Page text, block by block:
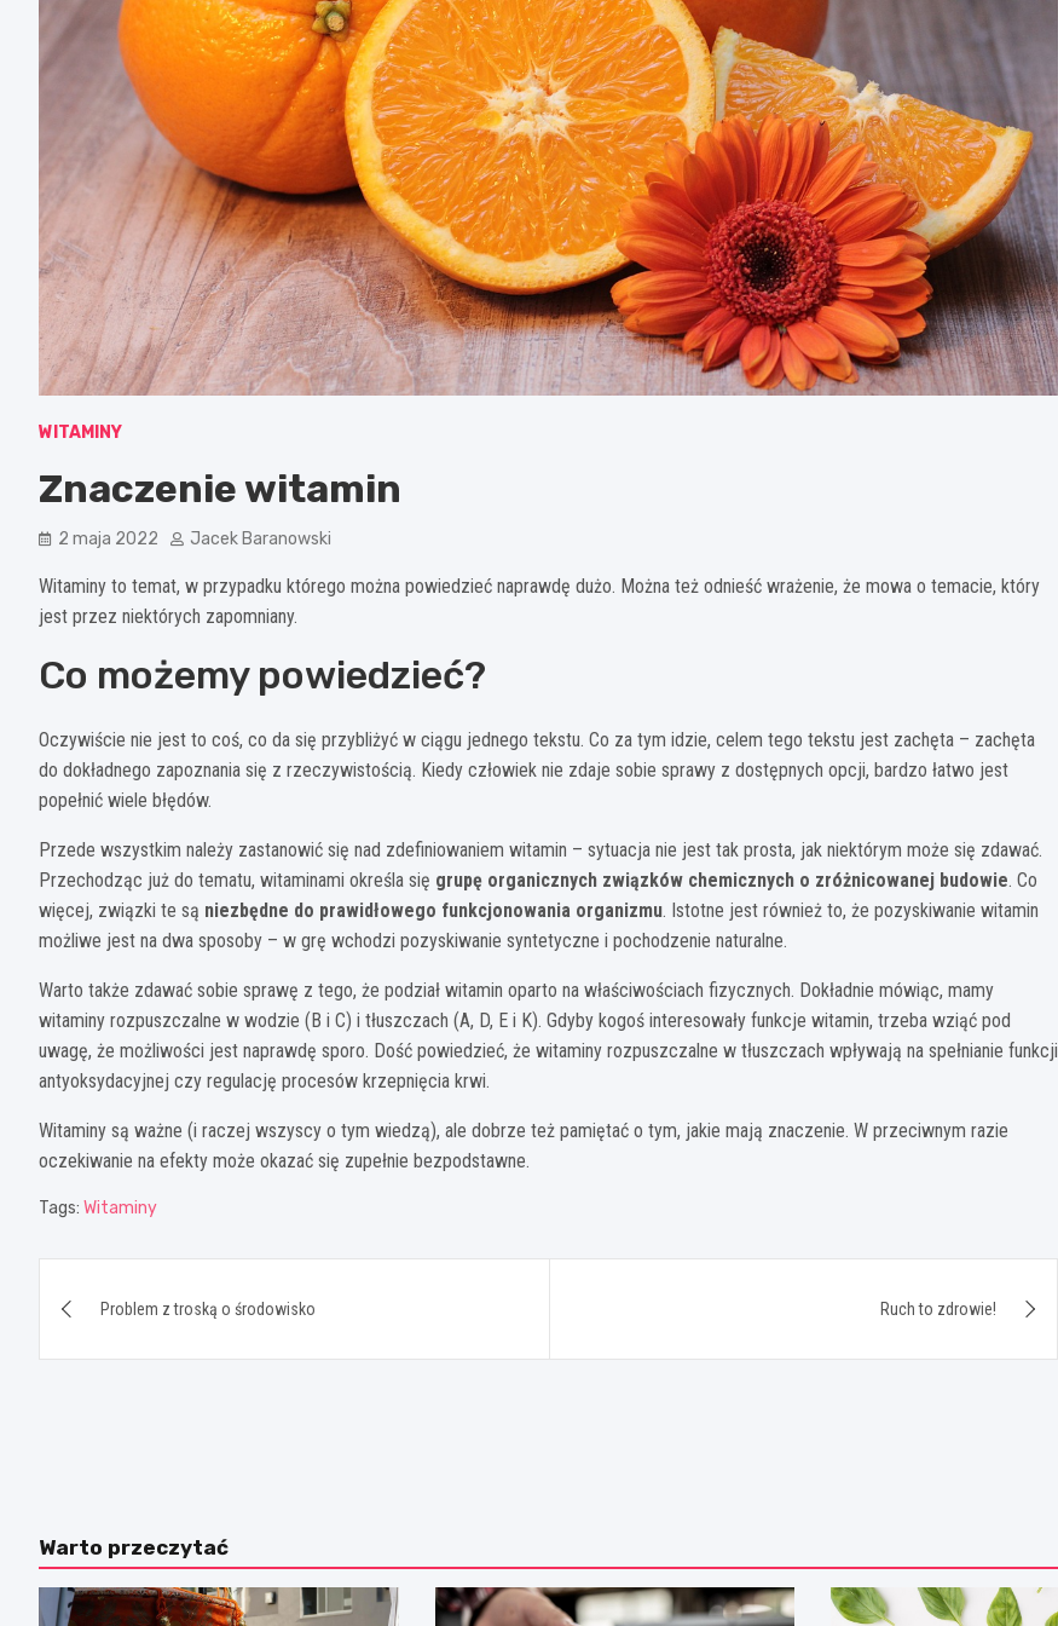
WITAMINY
Znaczenie witamin
2 maja 2022 Jacek Baranowski
Witaminy to temat, w przypadku którego można powiedzieć naprawdę dużo. Można też odnieść wrażenie, że mowa o temacie, który
jest przez niektórych zapomniany.
Co możemy powiedzieć?
Oczywiście nie jest to coś, co da się przybliżyć w ciągu jednego tekstu. Co za tym idzie, celem tego tekstu jest zachęta – zachęta
do dokładnego zapoznania się z rzeczywistością. Kiedy człowiek nie zdaje sobie sprawy z dostępnych opcji, bardzo łatwo jest
popełnić wiele błędów.
Przede wszystkim należy zastanowić się nad zdefiniowaniem witamin – sytuacja nie jest tak prosta, jak niektórym może się zdawać.
Przechodząc już do tematu, witaminami określa się grupę organicznych związków chemicznych o zróżnicowanej budowie. Co
więcej, związki te są niezbędne do prawidłowego funkcjonowania organizmu. Istotne jest również to, że pozyskiwanie witamin
możliwe jest na dwa sposoby – w grę wchodzi pozyskiwanie syntetyczne i pochodzenie naturalne.
Warto także zdawać sobie sprawę z tego, że podział witamin oparto na właściwościach fizycznych. Dokładnie mówiąc, mamy
witaminy rozpuszczalne w wodzie (B i C) i tłuszczach (A, D, E i K). Gdyby kogoś interesowały funkcje witamin, trzeba wziąć pod
uwagę, że możliwości jest naprawdę sporo. Dość powiedzieć, że witaminy rozpuszczalne w tłuszczach wpływają na spełnianie funkcji
antyoksydacyjnej czy regulację procesów krzepnięcia krwi.
Witaminy są ważne (i raczej wszyscy o tym wiedzą), ale dobrze też pamiętać o tym, jakie mają znaczenie. W przeciwnym razie
oczekiwanie na efekty może okazać się zupełnie bezpodstawne.
Tags: Witaminy
wpisuProblem z troską o środowisko Ruch to zdrowie!
Warto przeczytać